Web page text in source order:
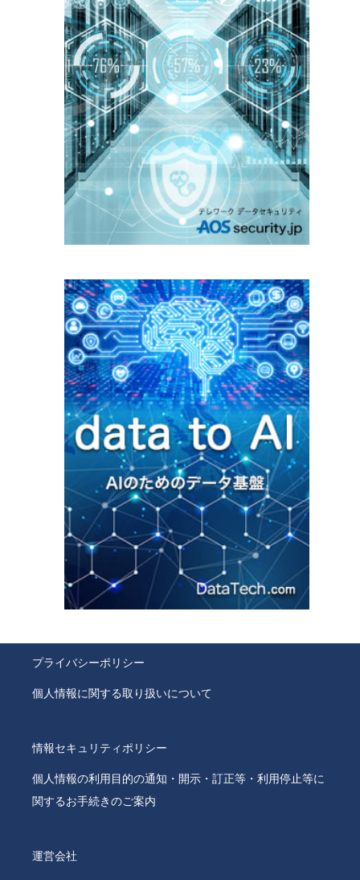
プライバシーポリシー
個人情報に関する取り扱いについて
情報セキュリティポリシー
個人情報の利用目的の通知・開示・訂正等・利用停止等に
関するお手続きのご案内
運営会社